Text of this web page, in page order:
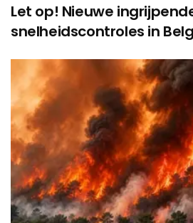
Let op! Nieuwe
snelheidscontroles in